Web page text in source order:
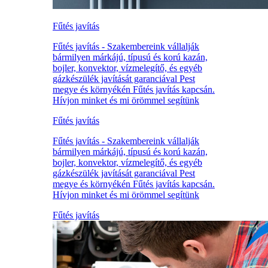
Fűtés javítás
Fűtés javítás - Szakembereink vállalják
bármilyen márkájú, típusú és korú kazán,
bojler, konvektor, vízmelegítő, és egyéb
gázkészülék javítását garanciával Pest
megye és környékén Fűtés javítás kapcsán.
Hívjon minket és mi örömmel segítünk
Fűtés javítás
Fűtés javítás - Szakembereink vállalják
bármilyen márkájú, típusú és korú kazán,
bojler, konvektor, vízmelegítő, és egyéb
gázkészülék javítását garanciával Pest
megye és környékén Fűtés javítás kapcsán.
Hívjon minket és mi örömmel segítünk
Fűtés javítás